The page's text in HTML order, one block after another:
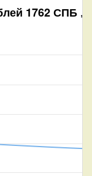
1762 СПБ